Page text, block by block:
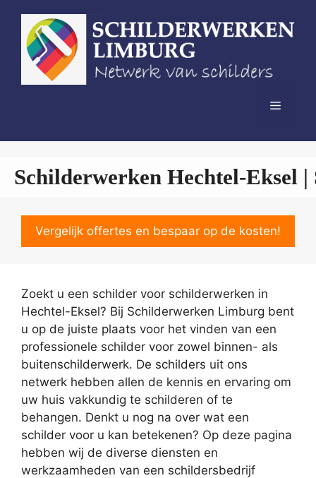
inhoud
Menu
Schilderwerken Hechtel-Eksel
Vergelijk offertes en bespaar op de kosten!
Zoekt u een schilder voor schilderwerken in
Hechtel-Eksel? Bij Schilderwerken Limburg bent
u op de juiste plaats voor het vinden van een
professionele schilder voor zowel binnen- als
buitenschilderwerk. De schilders uit ons
netwerk hebben allen de kennis en ervaring om
uw huis vakkundig te schilderen of te
behangen. Denkt u nog na over wat een
schilder voor u kan betekenen? Op deze pagina
hebben wij de diverse diensten en
werkzaamheden van een schildersbedrijf